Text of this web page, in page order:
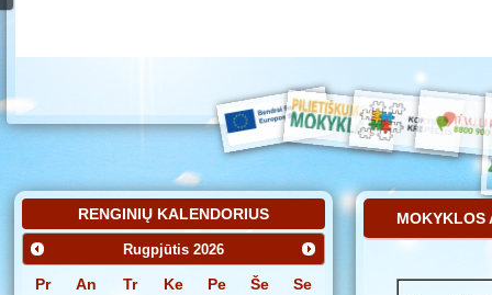
RENGINIŲ KALENDORIUS
Rugpjūtis 2026
Pr An Tr Ke Pe Še
Se
MOKYKLOS